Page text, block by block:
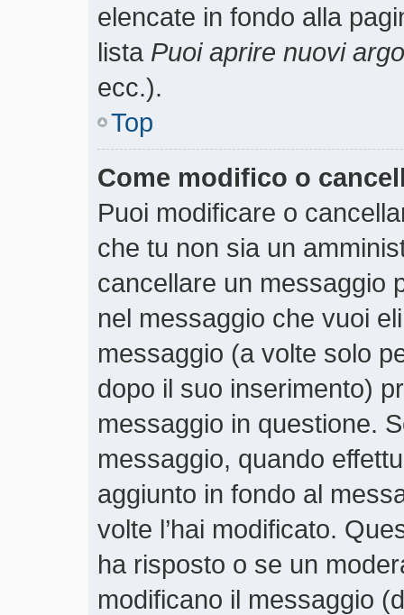
elencate in fondo alla
lista Puoi aprire nuovi
ecc.).
Top
Come modifico o
Puoi modificare o
che tu non sia un
cancellare un messaggio
nel messaggio che vuoi
messaggio (a volte solo
dopo il suo inserimento)
messaggio in questione.
messaggio, quando
aggiunto in fondo al
volte l’hai modificato.
ha risposto o se un
modificano il messaggio